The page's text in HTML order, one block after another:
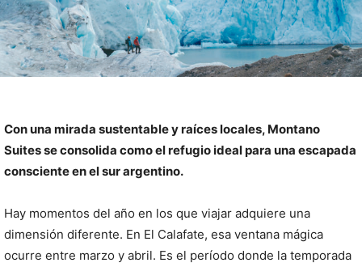
Con una mirada sustentable y raíces locales, Montano
Suites se consolida como el refugio ideal para una escapada
consciente en el sur argentino.
Hay momentos del año en los que viajar adquiere una
dimensión diferente. En El Calafate, esa ventana mágica
ocurre entre marzo y abril. Es el período donde la temporada